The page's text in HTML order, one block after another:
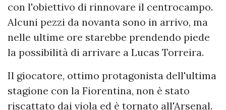
con l'obiettivo di rinnovare il centrocampo.
Alcuni pezzi da novanta sono in arrivo, ma
nelle ultime ore starebbe prendendo piede
la possibilità di arrivare a Lucas Torreira.
Il giocatore, ottimo protagonista dell'ultima
stagione con la Fiorentina, non è stato
riscattato dai viola ed è tornato all'Arsenal.